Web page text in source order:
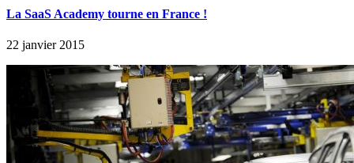
La SaaS Academy tourne en France !
22 janvier 2015